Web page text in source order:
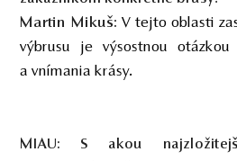
Martin Mikuš: V tejto oblasti
výbrusu je výsostnou otázkou
a vnímania krásy.
MIAU: S akou